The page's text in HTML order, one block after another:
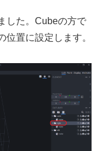
した。Cubeの方で
置に設定します。